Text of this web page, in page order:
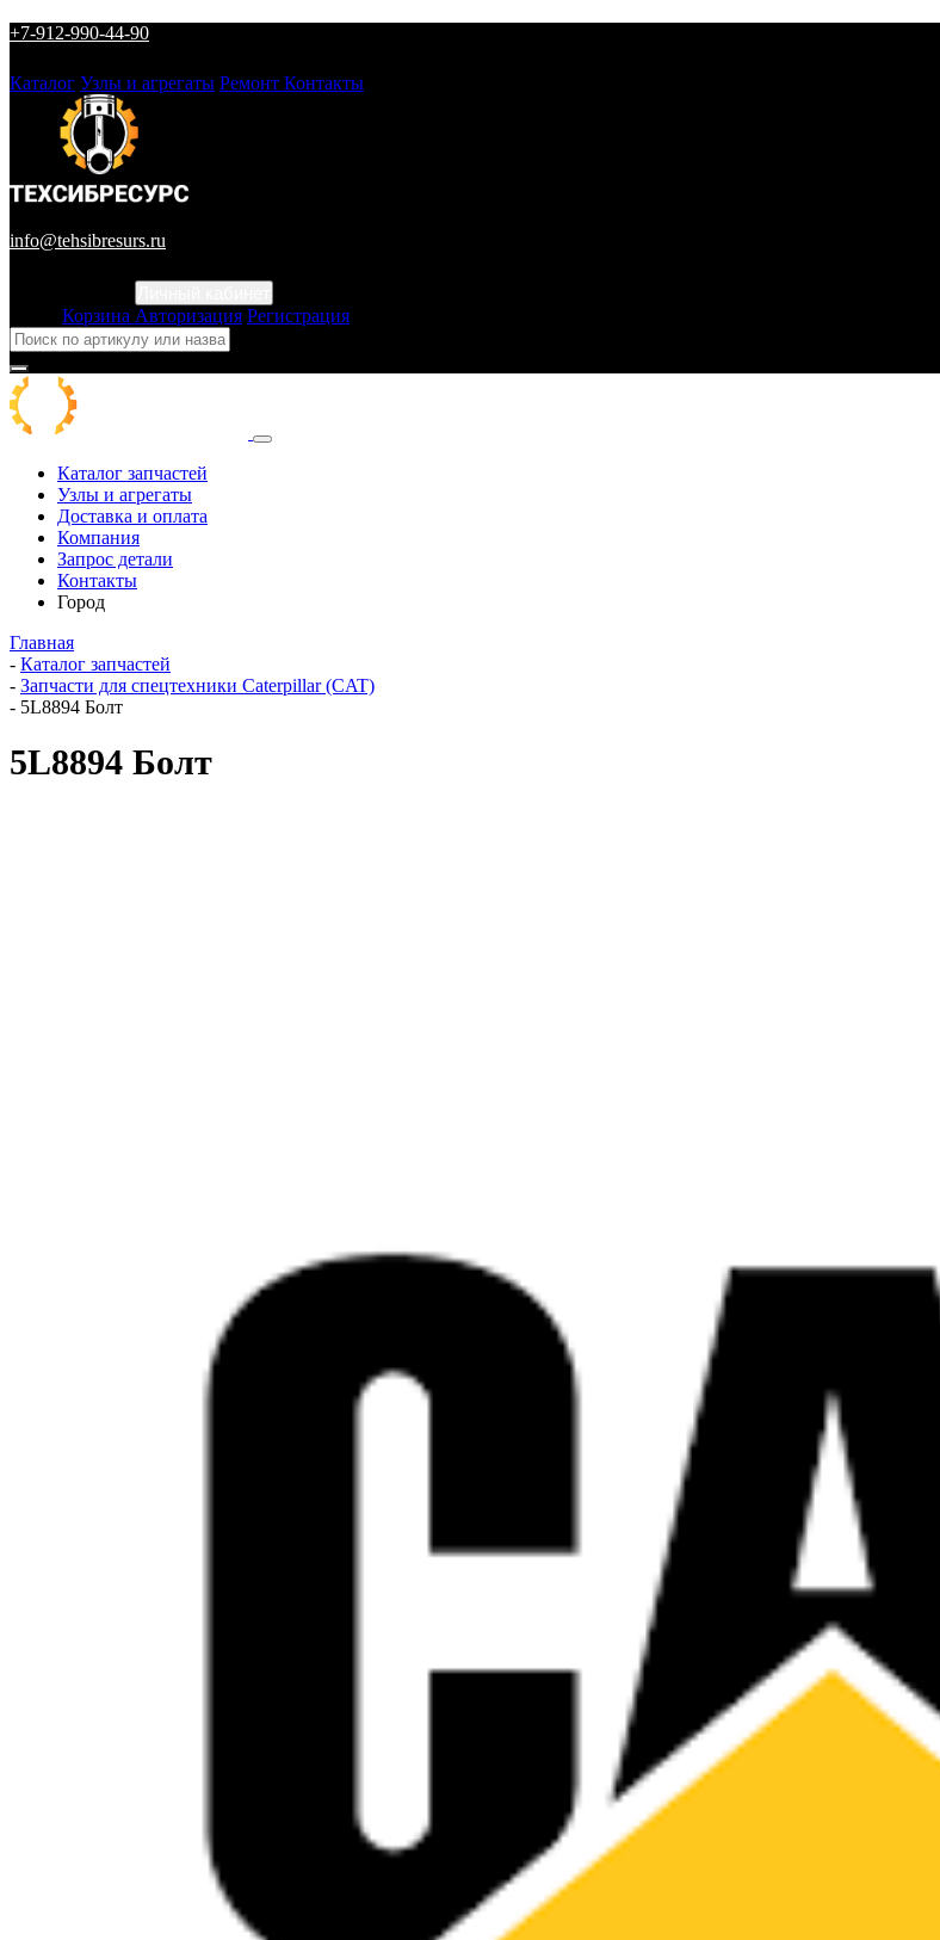
+7-912-990-44-90
Каталог Узлы и агрегаты Ремонт Контакты
info@tehsibresurs.ru
Корзина Авторизация Регистрация
Каталог запчастей
Узлы и агрегаты
Доставка и оплата
Компания
Запрос детали
Контакты
Город
Главная
- Каталог запчастей
- Запчасти для спецтехники Caterpillar (CAT)
- 5L8894 Болт
5L8894 Болт